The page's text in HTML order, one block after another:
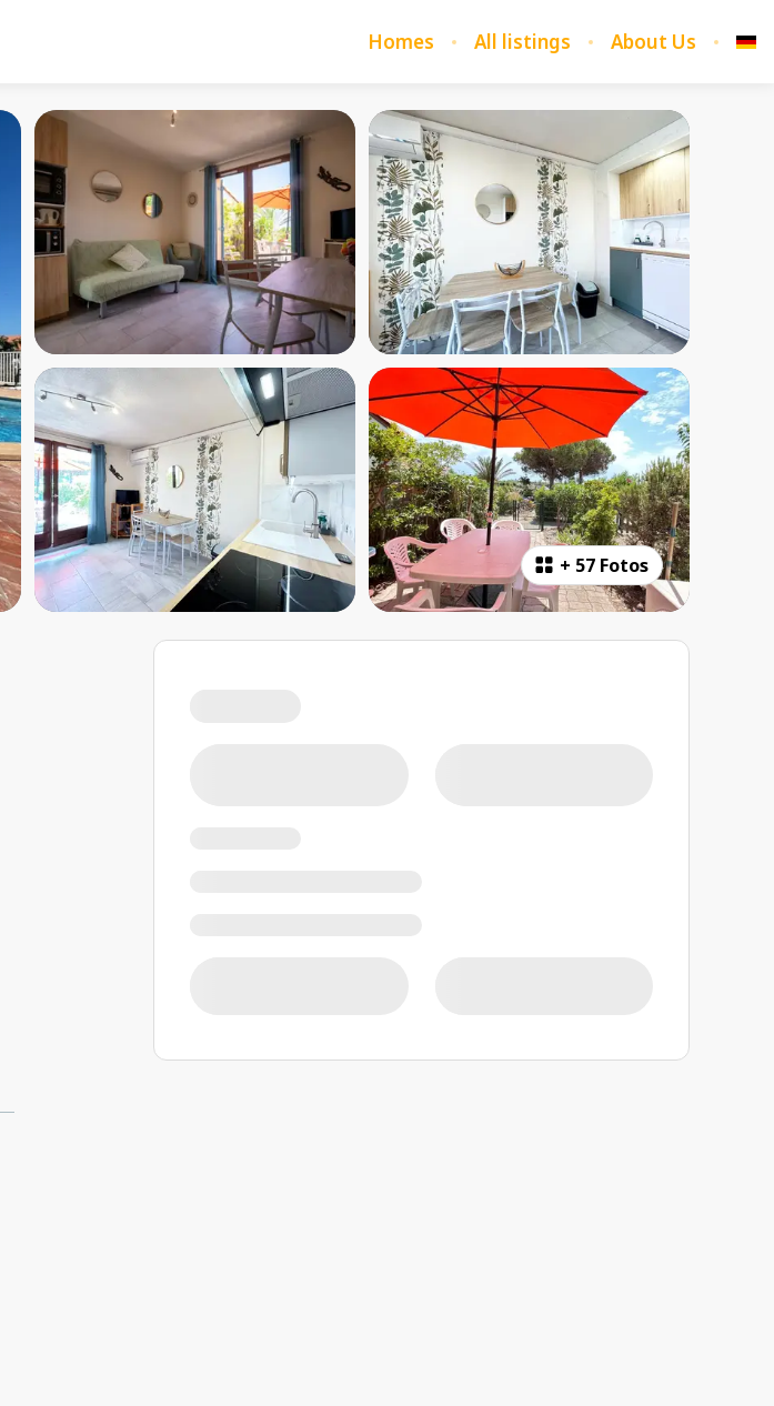
Homes All listings About Us
+ 57 Fotos